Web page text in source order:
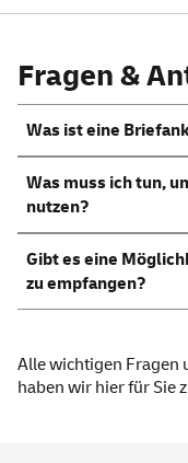
Fragen &
Was ist eine
Was muss ich tun,
nutzen?
Gibt es eine
zu empfangen?
Alle wichtigen Fragen
haben wir hierfür Sie